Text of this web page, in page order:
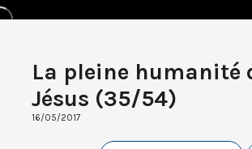
La pleine humanité
Jésus (35/54)
16/05/2017